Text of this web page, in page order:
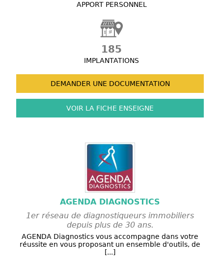
APPORT PERSONNEL
185
IMPLANTATIONS
DEMANDER UNE DOCUMENTATION
VOIR LA FICHE ENSEIGNE
AGENDA DIAGNOSTICS
1er réseau de diagnostiqueurs immobiliers
depuis plus de 30 ans.
AGENDA Diagnostics vous accompagne dans votre
réussite en vous proposant un ensemble d'outils, de
[...]